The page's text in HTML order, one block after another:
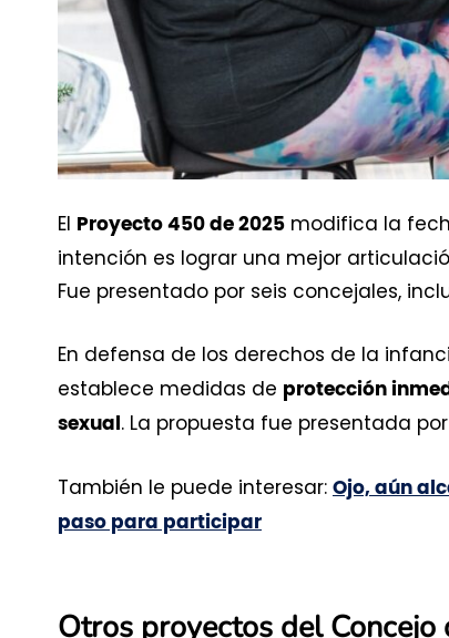
El Proyecto 450 de 2025 modifica la
intención es lograr una mejor
Fue presentado por seis concejales,
En defensa de los derechos de la
establece medidas de protección
sexual . La propuesta fue presentada
También le puede interesar: Ojo, aún
paso para participar
Otros proyectos del